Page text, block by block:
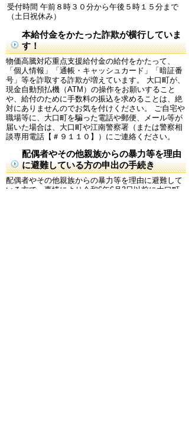
受付時間 午前８時３０分から午後５時１５分まで
（土日祝休み）
本給付金をかたった詐欺が横行していま
す！
物価高騰対応重点支援給付金の給付をかたって、
「個人情報」「通帳・キャッシュカード」「暗証番
号」等を詐取する詐欺が増えています。 大口町が、
現金自動預払機（ATM）の操作をお願いすること
や、給付のために手数料の振込を求めることは、絶
対にありませんのでお気を付けください。 ご自宅や
職場等に、大口町を騙った電話や郵便、メール等が
届いた場合は、大口町や江南警察署（または警察相
談専用電話【＃９１１０】）にご連絡ください。
配偶者やその他親族からの暴力等を理由
に避難している方の申出の手続き
配偶者やその他親族からの暴力等を理由に避難して
いる方で、事情により令和6年6月3日以前に大口町